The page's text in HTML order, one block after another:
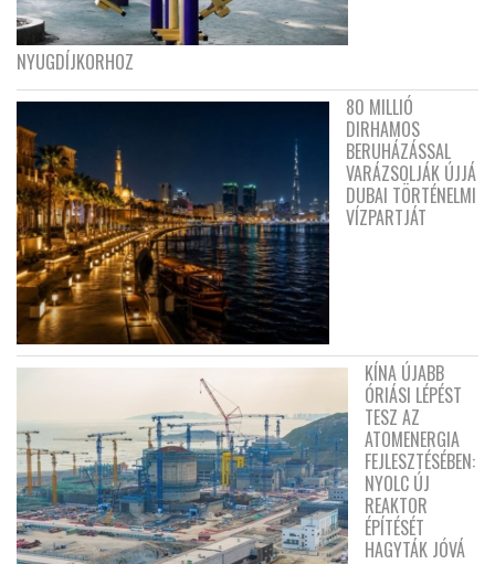
NYUGDÍJKORHOZ
80 MILLIÓ
DIRHAMOS
BERUHÁZÁSSAL
VARÁZSOLJÁK ÚJJÁ
DUBAI TÖRTÉNELMI
VÍZPARTJÁT
KÍNA ÚJABB
ÓRIÁSI LÉPÉST
TESZ AZ
ATOMENERGIA
FEJLESZTÉSÉBEN:
NYOLC ÚJ
REAKTOR
ÉPÍTÉSÉT
HAGYTÁK JÓVÁ